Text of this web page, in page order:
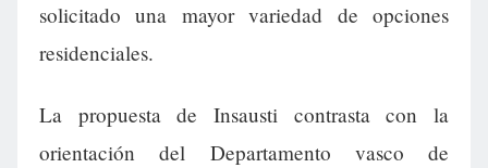
solicitado una mayor variedad de opciones
residenciales.
La propuesta de Insausti contrasta con la
orientación del Departamento vasco de